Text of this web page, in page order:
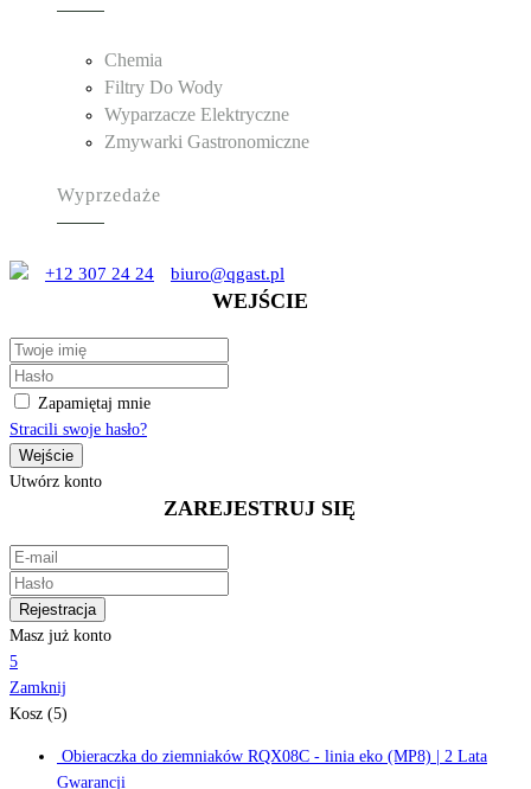
Chemia
Filtry Do Wody
Wyparzacze Elektryczne
Zmywarki Gastronomiczne
Wyprzedaże
+12 307 24 24 biuro@qgast.pl
WEJŚCIE
Zapamiętaj mnie
Stracili swoje hasło?
Utwórz konto
ZAREJESTRUJ SIĘ
Masz już konto
5
Zamknij
Kosz (5)
Obieraczka do ziemniaków RQX08C - linia eko (MP8) | 2 Lata
Gwarancji